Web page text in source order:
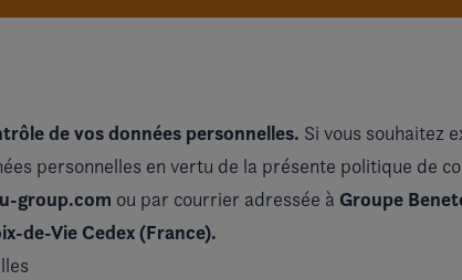
de vos données personnelles. Si vous souhaitez
personnelles en vertu de la présente politique de
group.com ou par courrier adressée à Groupe
de-Vie Cedex (France).